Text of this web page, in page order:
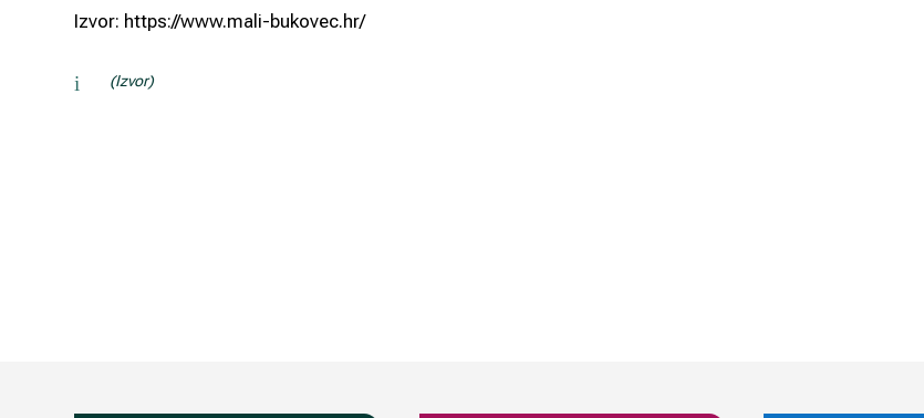
Izvor: https://www.mali-bukovec.hr/
i (Izvor)